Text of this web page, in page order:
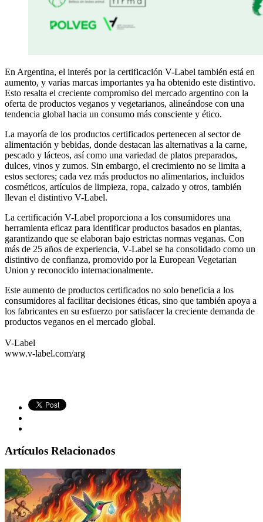
En Argentina, el interés por la certificación V-Label también está en
aumento, y varias marcas importantes ya ha obtenido este distintivo.
Esto resalta el creciente compromiso del mercado argentino con la
oferta de productos veganos y vegetarianos, alineándose con una
tendencia global hacia un consumo más consciente y ético.
La mayoría de los productos certificados pertenecen al sector de
alimentación y bebidas, donde destacan las alternativas a la carne,
pescado y lácteos, así como una variedad de platos preparados,
dulces, vinos y zumos. Sin embargo, el crecimiento no se limita a
estos sectores; cada vez más productos no alimentarios, incluidos
cosméticos, artículos de limpieza, ropa, calzado y otros, también
llevan el distintivo V-Label.
La certificación V-Label proporciona a los consumidores una
herramienta eficaz para identificar productos basados en plantas,
garantizando que se elaboran bajo estrictas normas veganas. Con
más de 25 años de experiencia, V-Label se ha consolidado como un
distintivo de confianza, promovido por la European Vegetarian
Union y reconocido internacionalmente.
Este aumento de productos certificados no solo beneficia a los
consumidores al facilitar decisiones éticas, sino que también apoya a
los fabricantes en su esfuerzo por satisfacer la creciente demanda de
productos veganos en el mercado global.
V-Label
www.v-label.com/arg
Artículos Relacionados